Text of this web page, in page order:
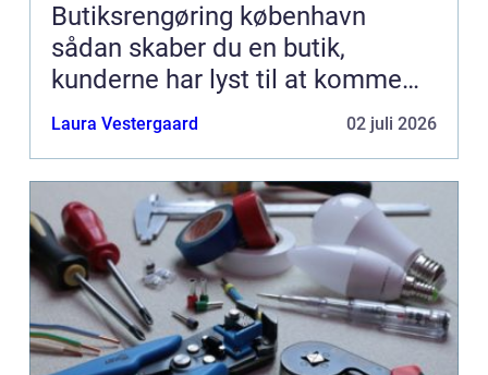
Butiksrengøring københavn
sådan skaber du en butik,
kunderne har lyst til at komme
tilbage til
Laura Vestergaard 02 juli 2026